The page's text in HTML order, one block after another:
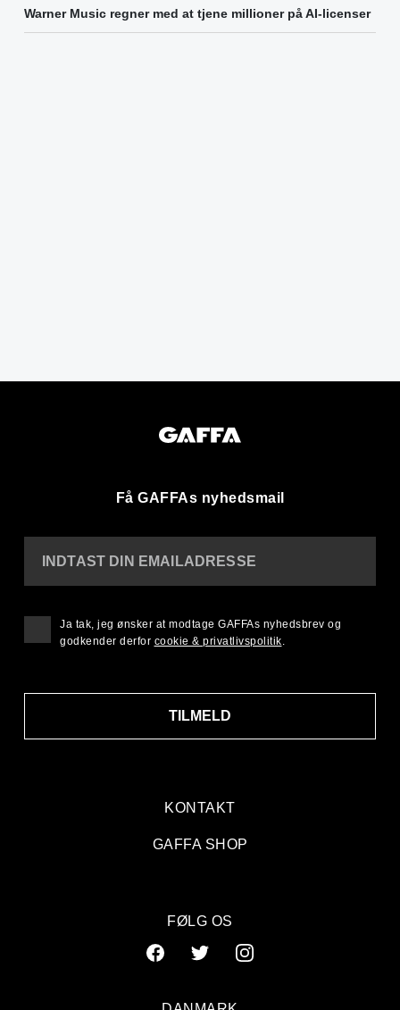
Warner Music regner med at tjene millioner på AI-licenser
Få GAFFAs nyhedsmail
KONTAKT
GAFFA SHOP
INDTAST DIN EMAILADRESSE
TILMELD
Ja tak, jeg ønsker at modtage GAFFAs nyhedsbrev og
godkender derfor cookie & privatlivspolitik.
FØLG OS